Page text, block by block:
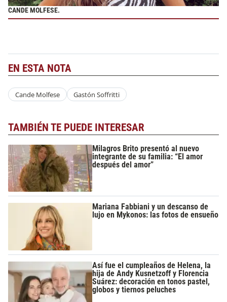
CANDE MOLFESE.
EN ESTA NOTA
Cande Molfese Gastón Soffritti
TAMBIÉN TE PUEDE INTERESAR
Milagros Brito presentó al nuevo
integrante de su familia: “El amor
después del amor”
Mariana Fabbiani y un descanso de
lujo en Mykonos: las fotos de ensueño
Así fue el cumpleaños de Helena, la
hija de Andy Kusnetzoff y Florencia
Suárez: decoración en tonos pastel,
globos y tiernos peluches